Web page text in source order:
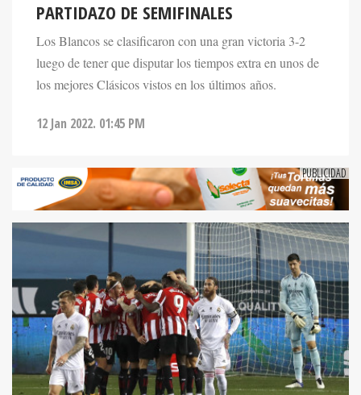
PARTIDAZO DE SEMIFINALES
Los Blancos se clasificaron con una gran victoria 3-2
luego de tener que disputar los tiempos extra en unos de
los mejores Clásicos vistos en los últimos años.
12 Jan 2022. 01:45 PM